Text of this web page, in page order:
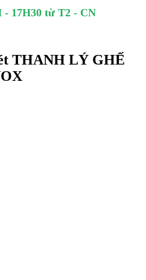
- 17H30 từ T2 - CN
THANH LÝ GHẾ